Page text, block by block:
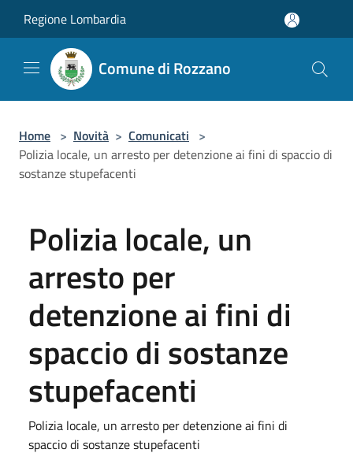
Regione Lombardia
Comune di Rozzano
Home > Novità > Comunicati >
Polizia locale, un arresto per detenzione ai fini di spaccio di
sostanze stupefacenti
Polizia locale, un
arresto per
detenzione ai fini di
spaccio di sostanze
stupefacenti
Polizia locale, un arresto per detenzione ai fini di
spaccio di sostanze stupefacenti